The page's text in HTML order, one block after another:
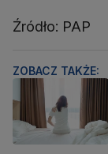
Źródło: PAP
ZOBACZ TAKŻE: